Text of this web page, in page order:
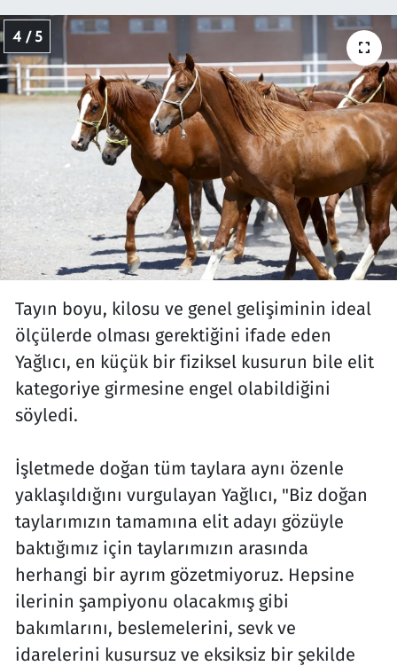
4 / 5
Tayın boyu, kilosu ve genel gelişiminin ideal
ölçülerde olması gerektiğini ifade eden
Yağlıcı, en küçük bir fiziksel kusurun bile elit
kategoriye girmesine engel olabildiğini
söyledi.
İşletmede doğan tüm taylara aynı özenle
yaklaşıldığını vurgulayan Yağlıcı, "Biz doğan
taylarımızın tamamına elit adayı gözüyle
baktığımız için taylarımızın arasında
herhangi bir ayrım gözetmiyoruz. Hepsine
ilerinin şampiyonu olacakmış gibi
bakımlarını, beslemelerini, sevk ve
idarelerini kusursuz ve eksiksiz bir şekilde